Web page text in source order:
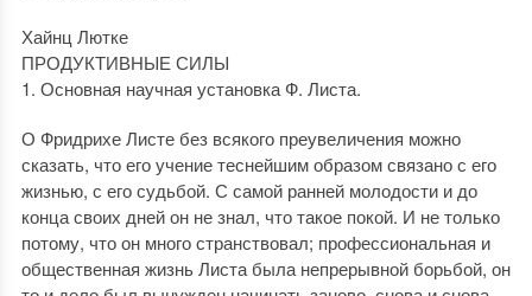
Хайнц Лютке
ПРОДУКТИВНЫЕ СИЛЫ
1. Основная научная установка Ф. Листа.
О Фридрихе Листе без всякого преувеличения можно
сказать, что его учение теснейшим образом связано с его
жизнью, с его судьбой. С самой ранней молодости и до
конца своих дней он не знал, что такое покой. И не только
потому, что он много странствовал; профессиональная и
общественная жизнь Листа была непрерывной борьбой, он